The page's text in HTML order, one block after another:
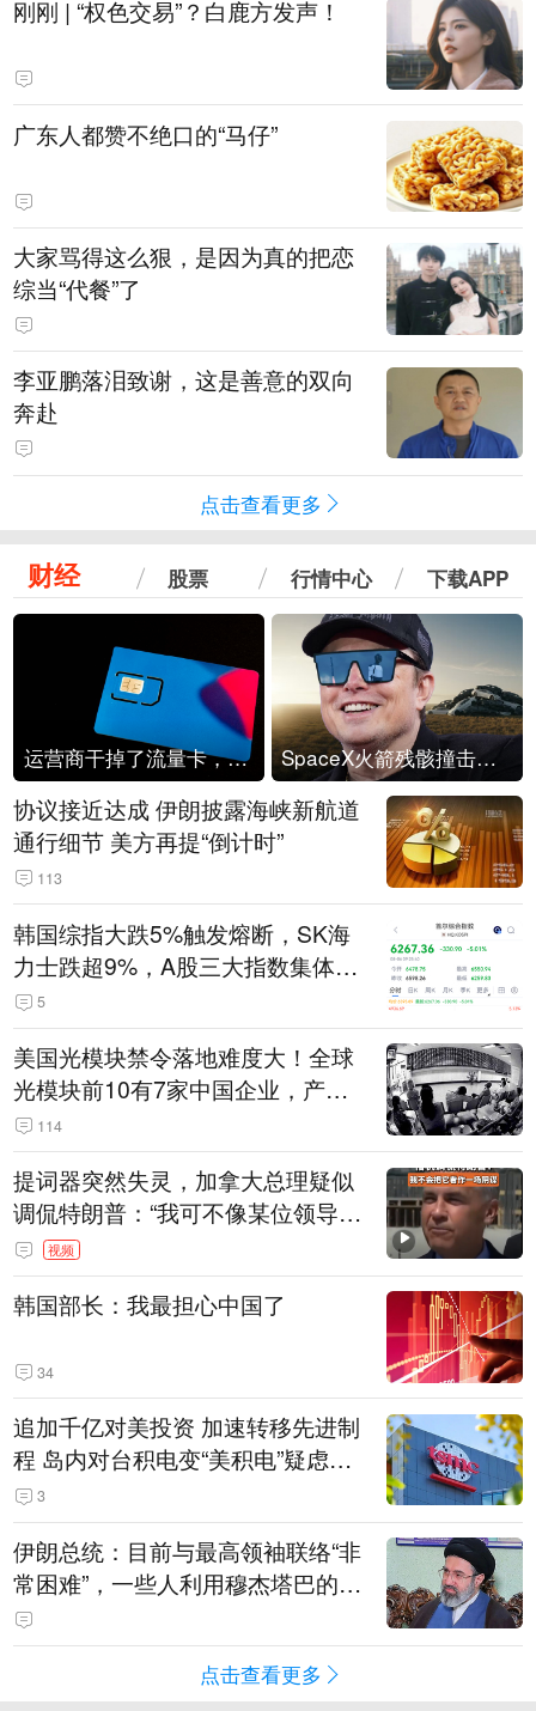
刚刚 | “权色交易”？白鹿方发声！
广东人都赞不绝口的“马仔”
大家骂得这么狠，是因为真的把恋
综当“代餐”了
李亚鹏落泪致谢，这是善意的双向
奔赴
点击查看更多
财经 股票 行情中心 下载APP
运营商干掉了流量卡，他们真的玩不起了 SpaceX火箭残骸撞击月球
协议接近达成 伊朗披露海峡新航道
通行细节 美方再提“倒计时”
113
韩国综指大跌5%触发熔断，SK海
力士跌超9%，A股三大指数集体低
开 5
美国光模块禁令落地难度大！全球
光模块前10有7家中国企业，产业
界人士：想“脱钩”并不容易
114
提词器突然失灵，加拿大总理疑似
调侃特朗普：“我可不像某位领导
人，把这当成一场阴谋”，全场哄笑
视频
韩国部长：我最担心中国了
34
追加千亿对美投资 加速转移先进制
程 岛内对台积电变“美积电”疑虑担
忧加剧
3
伊朗总统：目前与最高领袖联络“非
常困难”，一些人利用穆杰塔巴的正
常决策过程在伊朗内部制造分歧
点击查看更多